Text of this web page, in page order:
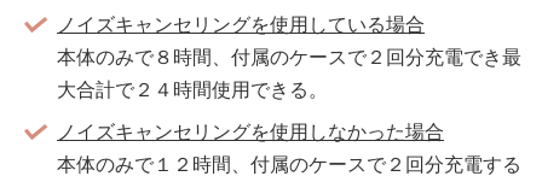
ノイズキャンセリングを使用している場合
本体のみで８時間、付属のケースで２回分充電でき最
大合計で２４時間使用できる。
ノイズキャンセリングを使用しなかった場合
本体のみで１２時間、付属のケースで２回分充電する